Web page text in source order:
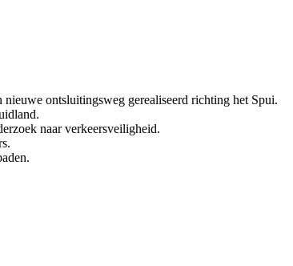
ontsluitingsweg gerealiseerd richting het Spui.
naar verkeersveiligheid.